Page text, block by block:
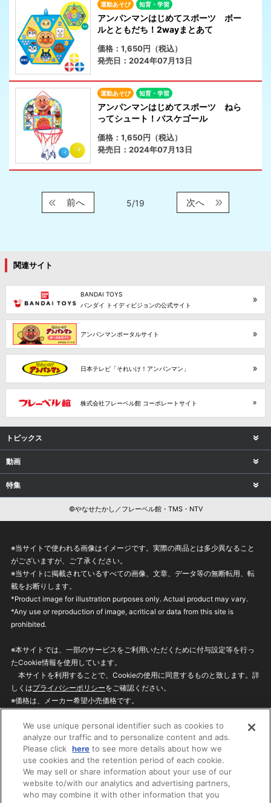
運動あそび 知育・学習
アンパンマンはじめてスポーツ ボー
ルとともだち！2wayまとあて
価格：1,650円（税込）
発売日：2024年07月13日
運動あそび 知育・学習
アンパンマンはじめてスポーツ ねら
ってシュート！バスケゴール
価格：1,650円（税込）
発売日：2024年07月13日
5/19
前へ 次へ
関連サイト
BANDAI TOYS
バンダイ トイディビジョンの公式サイト
アンパンマンポータルサイト
日本テレビ「それいけ！アンパンマン」
株式会社フレーベル館 コーポレートサイト
トピックス
動画
特集
©やなせたかし／フレーベル館・TMS・NTV
※当サイトで使われる画像はイメージです。実際の商品とは多少異なること
がございますが、ご了承ください。
※当サイトに掲載されているすべての画像、文章、データ等の無断転用、転
載をお断りします。
*Product image for illustration purposes only. Actual product may vary.
*Any use or reproduction of image, acritical or data from this site is
prohibited.
※本サイトでは、一部のサービスをご利用いただくために付与設定等を行っ
たCookie情報を使用しています。
本サイトを利用することで、Cookieの使用に同意するものと致します。詳
しくはプライバシーポリシーをご確認ください。
※価格は、メーカー希望小売価格です。
ざいますのでご了承ください。
privacypolicy
Do Not Sell or Share My
Personal Information
ウェブサイトご利用条件
ソーシャルメディアポリシー
個人情報保護方針
お問い合わせ
We use unique personal identifier such as cookies to
analyze our traffic and to personalize content and ads.
Please click here to see more details about how we
use cookies and the retention period of each cookie.
We may sell or share information about your use of our
website to/with our analytics and advertising partners,
who may combine it with other information that you